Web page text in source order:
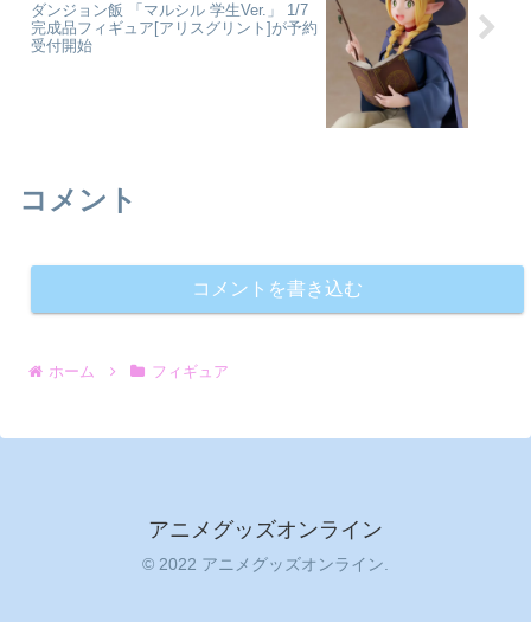
ダンジョン飯 「マルシル 学生Ver.」 1/7
完成品フィギュア[アリスグリント]が予約
受付開始
コメント
コメントを書き込む
ホーム フィギュア
アニメグッズオンライン
© 2022 アニメグッズオンライン.